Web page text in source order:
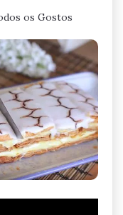
os Gostos